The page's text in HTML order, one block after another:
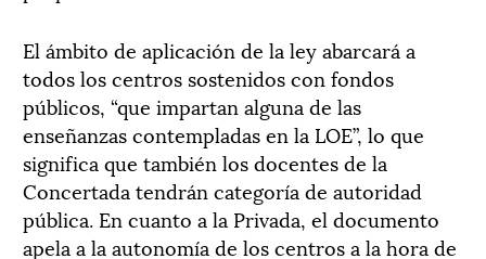
El ámbito de aplicación de la ley abarcará a
todos los centros sostenidos con fondos
públicos, “que impartan alguna de las
enseñanzas contempladas en la LOE”, lo que
significa que también los docentes de la
Concertada tendrán categoría de autoridad
pública. En cuanto a la Privada, el documento
apela a la autonomía de los centros a la hora de